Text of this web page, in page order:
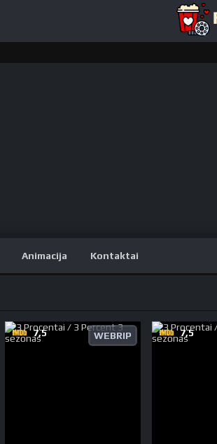
Animacija Kontaktai
WEBRIP
7,5 7,5